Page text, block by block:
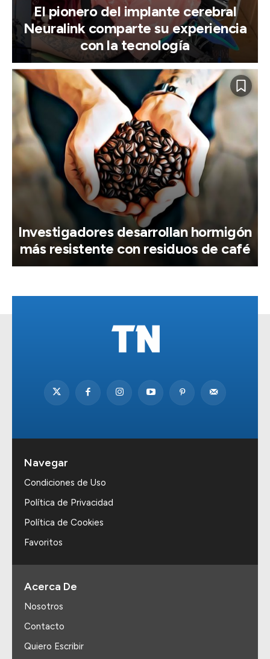
El pionero del implante cerebral
Neuralink comparte su experiencia
con la tecnología
Investigadores desarrollan hormigón
más resistente con residuos de café
Navegar
Condiciones de Uso
Política de Privacidad
Política de Cookies
Favoritos
Acerca De
Nosotros
Contacto
Quiero Escribir